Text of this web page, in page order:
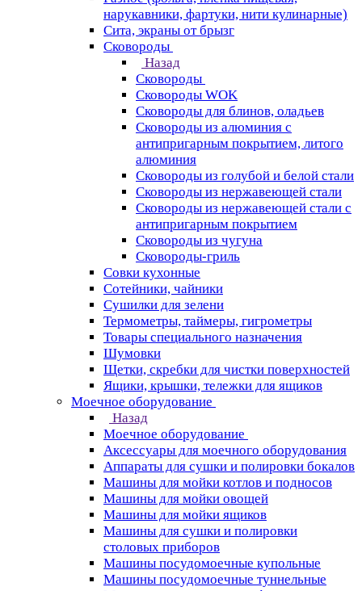
нарукавники, фартуки, нити кулинарные)
Сита, экраны от брызг
Сковороды
Назад
Сковороды
Сковороды WOK
Сковороды для блинов, оладьев
Сковороды из алюминия с
антипригарным покрытием, литого
алюминия
Сковороды из голубой и белой стали
Сковороды из нержавеющей стали
Сковороды из нержавеющей стали с
антипригарным покрытием
Сковороды из чугуна
Сковороды-гриль
Совки кухонные
Сотейники, чайники
Сушилки для зелени
Термометры, таймеры, гигрометры
Товары специального назначения
Шумовки
Щетки, скребки для чистки поверхностей
Ящики, крышки, тележки для ящиков
Моечное оборудование
Назад
Моечное оборудование
Аксессуары для моечного оборудования
Аппараты для сушки и полировки бокалов
Машины для мойки котлов и подносов
Машины для мойки овощей
Машины для мойки ящиков
Машины для сушки и полировки
столовых приборов
Машины посудомоечные купольные
Машины посудомоечные туннельные